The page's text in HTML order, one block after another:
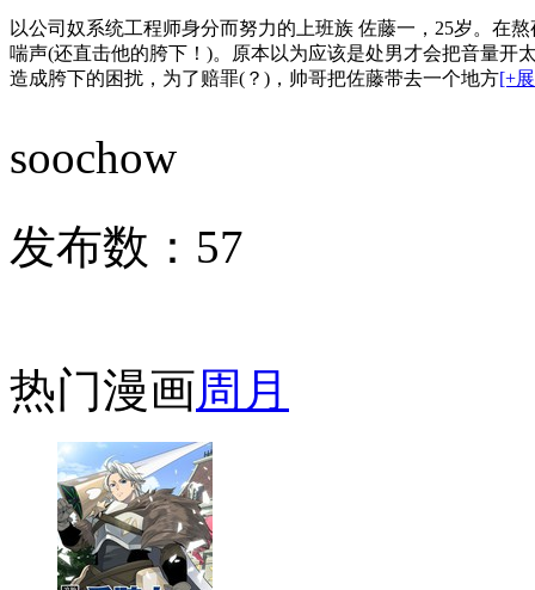
以公司奴系统工程师身分而努力的上班族 佐藤一，25岁。在
喘声(还直击他的胯下！)。原本以为应该是处男才会把音量
造成胯下的困扰，为了赔罪(？)，帅哥把佐藤带去一个地方[+
soochow
发布数： 57
热门漫画周 月